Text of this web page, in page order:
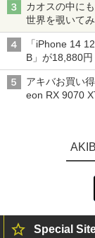
カオスの中に
世界を覗いて
「iPhone 14
B」が18,880
アキバお買い
eon RX 9070
Special